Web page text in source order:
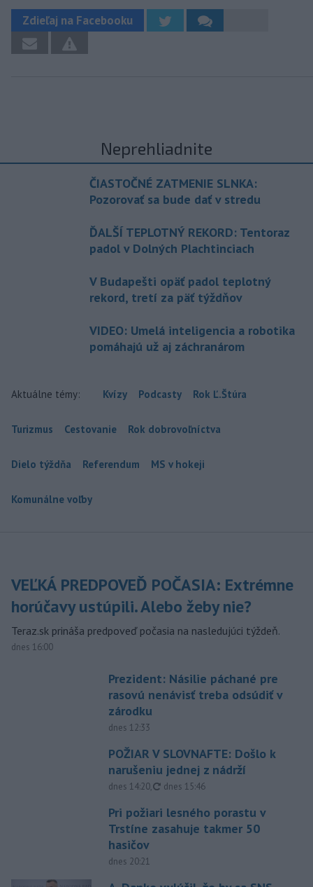
Zdieľaj na Facebooku
Neprehliadnite
ČIASTOČNÉ ZATMENIE SLNKA:
Pozorovať sa bude dať v stredu
ĎALŠÍ TEPLOTNÝ REKORD: Tentoraz
padol v Dolných Plachtinciach
V Budapešti opäť padol teplotný
rekord, tretí za päť týždňov
VIDEO: Umelá inteligencia a robotika
pomáhajú už aj záchranárom
Aktuálne témy: Kvízy Podcasty Rok Ľ.Štúra
Turizmus Cestovanie Rok dobrovoľníctva
Dielo týždňa Referendum MS v hokeji
Komunálne voľby
VEĽKÁ PREDPOVEĎ POČASIA: Extrémne
horúčavy ustúpili. Alebo žeby nie?
Teraz.sk prináša predpoveď počasia na nasledujúci týždeň.
dnes 16:00
Prezident: Násilie páchané pre
rasovú nenávisť treba odsúdiť v
zárodku
dnes 12:33
POŽIAR V SLOVNAFTE: Došlo k
narušeniu jednej z nádrží
dnes 14:20, aktualizované
dnes 15:46
Pri požiari lesného porastu v
Trstíne zasahuje takmer 50
hasičov
dnes 20:21